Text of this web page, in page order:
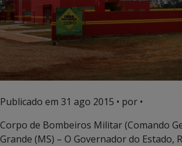
Publicado em 31 ago 2015 • por •
Corpo de Bombeiros Militar (Comando
Grande (MS) – O Governador do Estado,